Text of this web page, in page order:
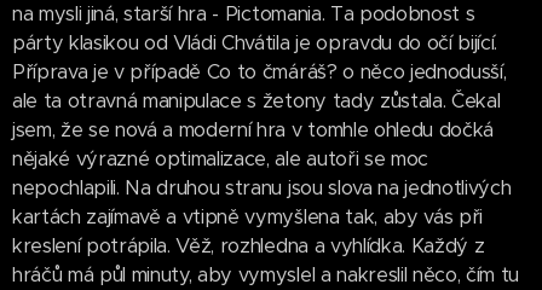
na mysli jiná, starší hra - Pictomania. Ta podobnost s
párty klasikou od Vládi Chvátila je opravdu do očí bijící.
Příprava je v případě Co to čmáráš? o něco jednodusší,
ale ta otravná manipulace s žetony tady zůstala. Čekal
jsem, že se nová a moderní hra v tomhle ohledu dočká
nějaké výrazné optimalizace, ale autoři se moc
nepochlapili. Na druhou stranu jsou slova na jednotlivých
kartách zajímavě a vtipně vymyšlena tak, aby vás při
kreslení potrápila. Věž, rozhledna a vyhlídka. Každý z
hráčů má půl minuty, aby vymyslel a nakreslil něco, čím tu